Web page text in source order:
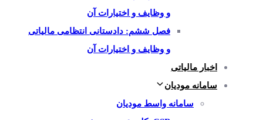
و وظایف و اختیارات آن
فصل ششم: دادستانی انتظامی مالیاتی
و وظایف و اختیارات آن
اخبار مالیاتی
سامانه مودیان
سامانه واسط مودیان